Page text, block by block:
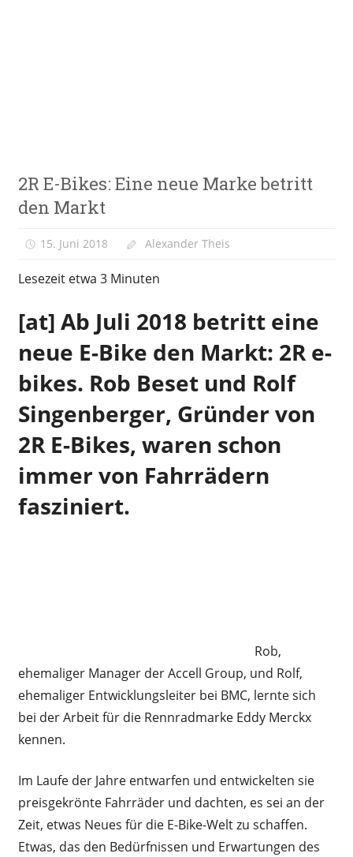
Bike
News
2R E-Bikes: Eine neue Marke betritt
den Markt
15. Juni 2018 Alexander Theis
Lesezeit etwa 3 Minuten
[at] Ab Juli 2018 betritt eine
neue E-Bike den Markt: 2R e-
bikes. Rob Beset und Rolf
Singenberger, Gründer von
2R E-Bikes, waren schon
immer von Fahrrädern
fasziniert.
Rob,
ehemaliger Manager der Accell Group, und Rolf,
ehemaliger Entwicklungsleiter bei BMC, lernte sich
bei der Arbeit für die Rennradmarke Eddy Merckx
kennen.
Im Laufe der Jahre entwarfen und entwickelten sie
preisgekrönte Fahrräder und dachten, es sei an der
Zeit, etwas Neues für die E-Bike-Welt zu schaffen.
Etwas, das den Bedürfnissen und Erwartungen des